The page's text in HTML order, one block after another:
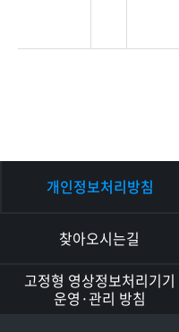
개인정보처리방침
찾아오시는길
고정형 영상정보처리기기
운영·관리 방침